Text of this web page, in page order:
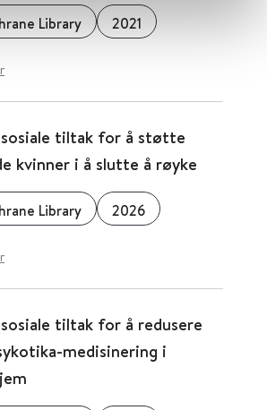
Library 2021
tiltak for å støtte
kvinner i å slutte å røyke
Library 2026
tiltak for å redusere
medisinering i